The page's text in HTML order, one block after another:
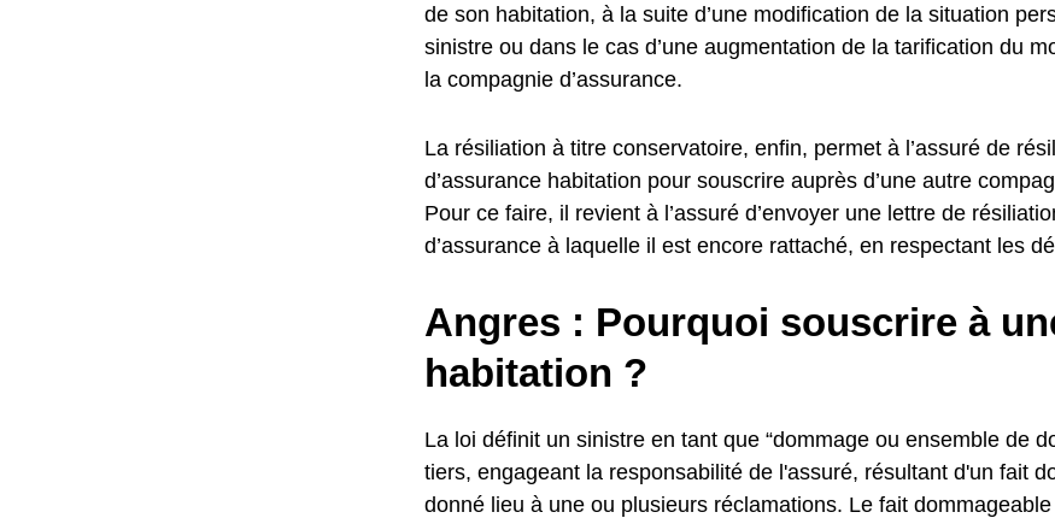
de son habitation, à la suite d’une modification de la situation
sinistre ou dans le cas d’une augmentation de la tarification du
la compagnie d’assurance.
La résiliation à titre conservatoire, enfin, permet à l’assuré de
d’assurance habitation pour souscrire auprès d’une autre
Pour ce faire, il revient à l’assuré d’envoyer une lettre de
d’assurance à laquelle il est encore rattaché, en respectant les
Angres : Pourquoi souscrire à
habitation ?
La loi définit un sinistre en tant que “dommage ou ensemble de
tiers, engageant la responsabilité de l'assuré, résultant d'un fait
donné lieu à une ou plusieurs réclamations. Le fait